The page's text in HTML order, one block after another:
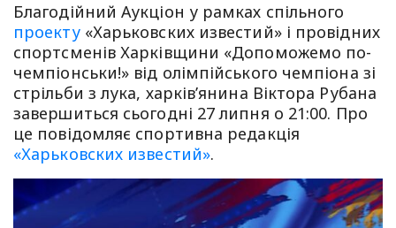
Благодійний Аукціон у рамках спільного
проекту«Харьковских известий» і провідних
спортсменів Харківщини «Допоможемо по-
чемпіонськи!» від олімпійського чемпіона зі
стрільби з лука, харків’янина Віктора Рубана
завершиться сьогодні 27 липня о 21:00. Про
це повідомляє спортивна редакція
«Харьковских известий».